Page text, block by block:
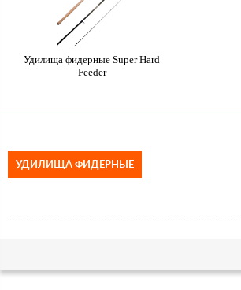
Удилища фидерные Super Hard
Feeder
УДИЛИЩА ФИДЕРНЫЕ